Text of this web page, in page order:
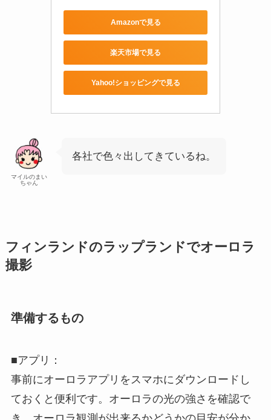
Amazonで見る
楽天市場で見る
Yahoo!ショッピングで見る
マイルのまい
ちゃん
各社で色々出してきているね。
フィンランドのラップランドでオーロラ
撮影
準備するもの
■アプリ：
事前にオーロラアプリをスマホにダウンロードし
ておくと便利です。オーロラの光の強さを確認で